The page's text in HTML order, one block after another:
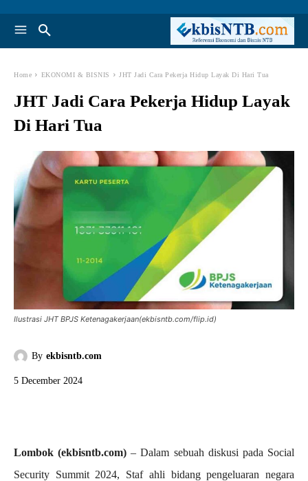
Home EKONOMI & BISNIS JHT Jadi Cara Pekerja Hidup Layak Di Hari Tua
JHT Jadi Cara Pekerja Hidup Layak
Di Hari Tua
Ilustrasi JHT BPJS Ketenagakerjaan(ekbisntb.com/flip.id)
By ekbisntb.com
5 December 2024
Lombok (ekbisntb.com) – Dalam sebuah diskusi pada Social
Security Summit 2024, Staf ahli bidang pengeluaran negara